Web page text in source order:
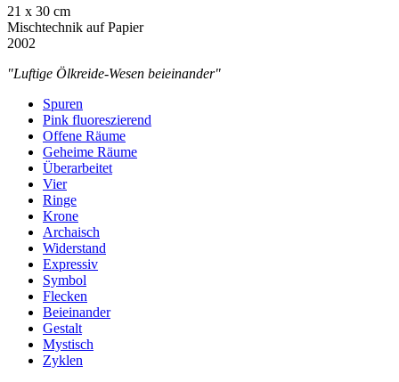
21 x 30 cm
Mischtechnik auf Papier
2002
"Luftige Ölkreide-Wesen beieinander"
Spuren
Pink fluoreszierend
Offene Räume
Geheime Räume
Überarbeitet
Vier
Ringe
Krone
Archaisch
Widerstand
Expressiv
Symbol
Flecken
Beieinander
Gestalt
Mystisch
Zyklen